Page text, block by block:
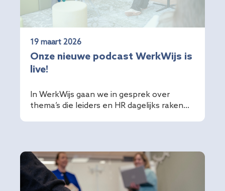
19 maart 2026
Onze nieuwe podcast WerkWijs is
live!
In WerkWijs gaan we in gesprek over
thema’s die leiders en HR dagelijks raken...